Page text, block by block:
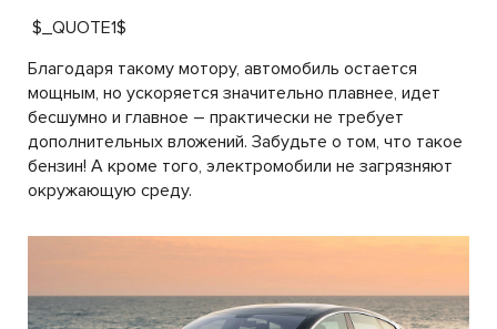
$_QUOTE1$
Благодаря такому мотору, автомобиль остается
мощным, но ускоряется значительно плавнее, идет
бесшумно и главное – практически не требует
дополнительных вложений. Забудьте о том, что такое
бензин! А кроме того, электромобили не загрязняют
окружающую среду.